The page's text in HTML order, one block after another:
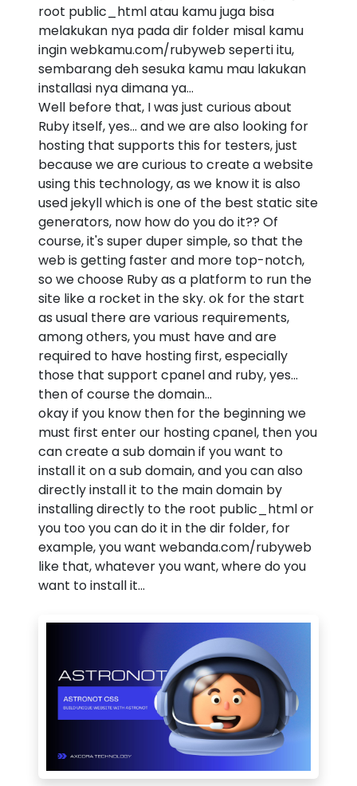
root public_html atau kamu juga bisa
melakukan nya pada dir folder misal kamu
ingin webkamu.com/rubyweb seperti itu,
sembarang deh sesuka kamu mau lakukan
installasi nya dimana ya...
Well before that, I was just curious about
Ruby itself, yes... and we are also looking for
hosting that supports this for testers, just
because we are curious to create a website
using this technology, as we know it is also
used jekyll which is one of the best static site
generators, now how do you do it?? Of
course, it's super duper simple, so that the
web is getting faster and more top-notch,
so we choose Ruby as a platform to run the
site like a rocket in the sky. ok for the start
as usual there are various requirements,
among others, you must have and are
required to have hosting first, especially
those that support cpanel and ruby, yes...
then of course the domain...
okay if you know then for the beginning we
must first enter our hosting cpanel, then you
can create a sub domain if you want to
install it on a sub domain, and you can also
directly install it to the main domain by
installing directly to the root public_html or
you too you can do it in the dir folder, for
example, you want webanda.com/rubyweb
like that, whatever you want, where do you
want to install it...